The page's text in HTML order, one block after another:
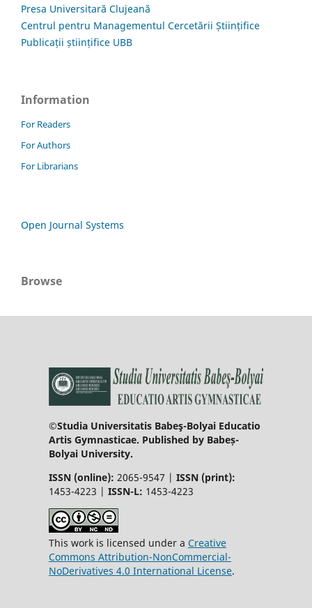
Presa Universitară Clujeană
Centrul pentru Managementul Cercetării Științifice
Publicații științifice UBB
Information
For Readers
For Authors
For Librarians
Open Journal Systems
Browse
©Studia Universitatis Babeş-Bolyai Educatio
Artis Gymnasticae. Published by Babeș-
Bolyai University.
ISSN (online): 2065-9547 | ISSN (print):
1453-4223 | ISSN-L: 1453-4223
This work is licensed under a Creative
Commons Attribution-NonCommercial-
NoDerivatives 4.0 International License.